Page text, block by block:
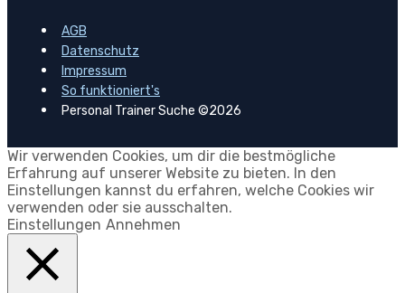
AGB
Datenschutz
Impressum
So funktioniert's
Personal Trainer Suche ©2026
Wir verwenden Cookies, um dir die bestmögliche
Erfahrung auf unserer Website zu bieten. In den
Einstellungen kannst du erfahren, welche Cookies wir
verwenden oder sie ausschalten.
Einstellungen Annehmen